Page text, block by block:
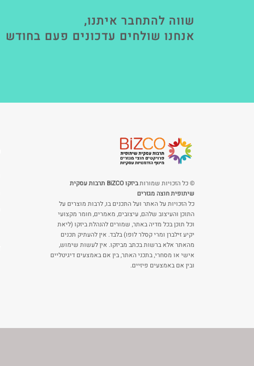
שווה להתחבר איתנו,
אנחנו שולחים עדכונים פעם בחודש
© כל הזכויות שמורות
ביזקו BiZCO תרבות עסקית
שיתופית חוצה מגזרים
כל הזכויות על האתר ועל התכנים בו, לרבות מוצרים על
התוכן והעיצוב שלהם, עיצובים, מאמרים, חומר מקצועי
וכל תוכן בכל מדיה באתר, שמורים להנהלת ביזקו (ליאת
יקיע זילברן ומרי קסלר לופו) בלבד. אין להעתיק תכנים
מהאתר אלא ברשות בכתב מביזקו. אין לעשות שימוש,
אישי או מסחרי, בתכני האתר, בין אם באמצעים דיגיטליים
ובין אם באמצעים פיזיים.